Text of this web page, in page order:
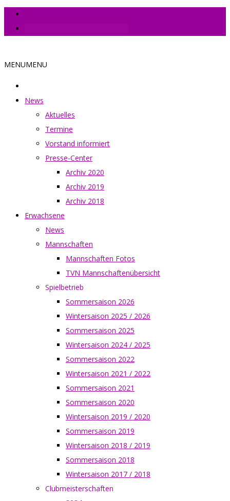
MENUMENU
News
Aktuelles
Termine
Vorstand informiert
Presse-Center
Archiv 2020
Archiv 2019
Archiv 2018
Erwachsene
News
Mannschaften
Mannschaften Fotos
TVN Mannschaftenübersicht
Spielbetrieb
Sommersaison 2026
Wintersaison 2025 / 2026
Sommersaison 2025
Wintersaison 2024 / 2025
Sommersaison 2022
Wintersaison 2021 / 2022
Sommersaison 2021
Sommersaison 2020
Wintersaison 2019 / 2020
Sommersaison 2019
Wintersaison 2018 / 2019
Sommersaison 2018
Wintersaison 2017 / 2018
Clubmeisterschaften